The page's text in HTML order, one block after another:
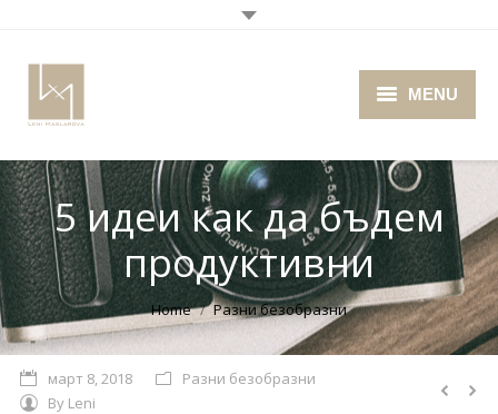
MENU
Home
About me
Portfolio
Blog
Photo Cafe
5 идеи как да бъдем
продуктивни
You are here: Home Разни безобразни
март 8, 2018
Разни безобразни
By Leni